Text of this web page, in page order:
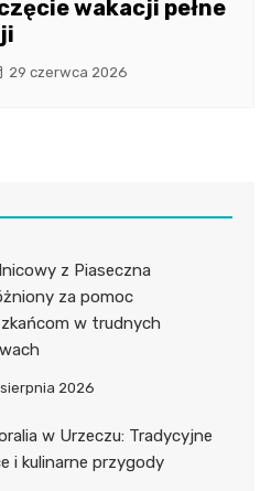
wakacji pełne
29 czerwca 2026
z Piaseczna
za pomoc
w trudnych
2026
w Urzeczu: Tradycyjne
i kulinarne przygody